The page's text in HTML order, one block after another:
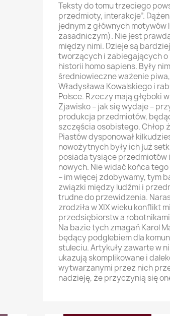
Teksty do tomu trzeciego
przedmioty, interakcje”.
jednym z głównych
zasadniczym). Nie jest
między nimi. Dzieje są
tworzących i zabiegających
historii homo sapiens. Były
średniowieczne ważenie
Władysława Kowalskiego i
Polsce. Rzeczy mają głęboki
Zjawisko – jak się wydaje –
produkcja przedmiotów,
szczęścia osobistego. Chłop
Piastów dysponował
nowożytnych były ich już
posiada tysiące
nowych. Nie widać końca
– im więcej zdobywamy, tym
związki między ludźmi i
trudne do przewidzenia.
zrodziła w XIX wieku konflikt
przedsiębiorstw a
Na bazie tych zmagań Karol
będący podglebiem dla
stuleciu. Artykuły zawarte w
ukazują skomplikowane i
wytwarzanymi przez nich
nadzieję, że przyczynią się